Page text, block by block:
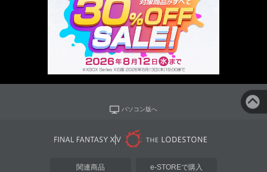
パソコン版へ
関連商品 e-STOREで購入